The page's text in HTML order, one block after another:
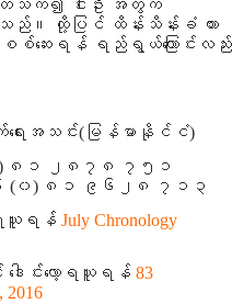
က်၍ ငါးဦး အတွက်
ခဲ့သည်။ ထို့ပြင် ထိန်းသိန်းခံ ထား
စ်ဆေးရန် ရည်ရွယ်ကြောင်းလည်း
ာက်ရေးအသင်း(မြန်မာနိုင်ငံ)
၀) ၈၁ ၂၈၇၈ ၇၅၁
၆၆ (၀) ၈၁ ၉၆၂၈ ၇၁၃
ရယူရန် July Chronology
ေါင်းလော့ရယူရန် 83
2016